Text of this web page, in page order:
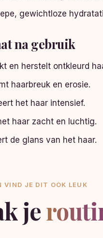
gewichtloze
na gebruik
en herstelt ontkleurd
haarbreuk en erosie.
het haar intensief.
haar zacht en luchtig.
de glans van het haar.
VIND JE DIT OOK LEUK
je